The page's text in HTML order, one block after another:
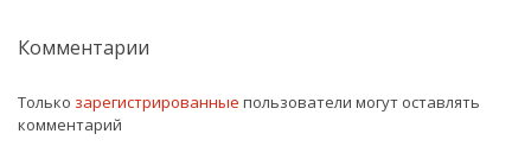
Комментарии
Только зарегистрированные пользователи могут оставлять
комментарий